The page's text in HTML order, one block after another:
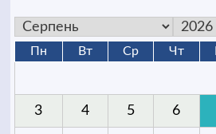
Пн Вт Ср Чт
3 4 5 6